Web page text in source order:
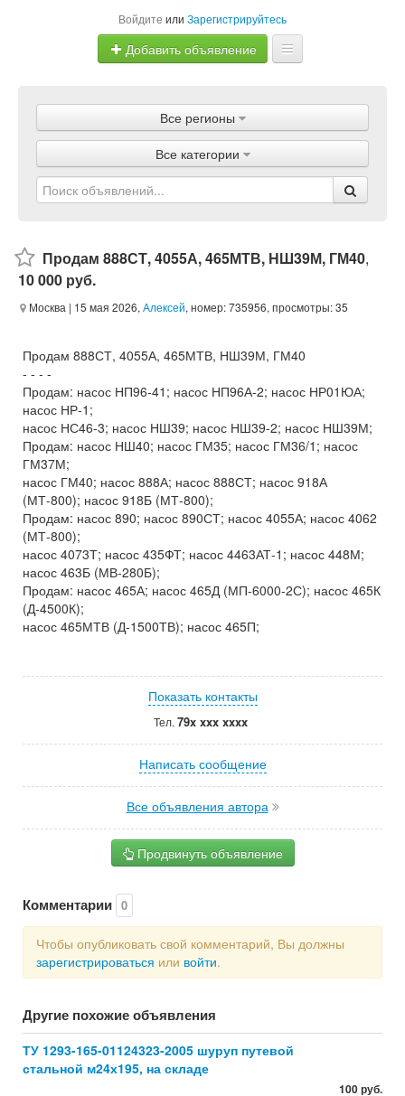
Войдите или Зарегистрируйтесь
Добавить объявление
Объявления
Магазины
Услуги
Все регионы
Все категории
Продам 888СТ, 4055А, 465МТВ, НШ39М, ГМ40,
10 000 руб.
Москва | 15 мая 2026, Алексей, номер: 735956, просмотры: 35
Продам 888СТ, 4055А, 465МТВ, НШ39М, ГМ40
- - - -
Продам: насос НП96-41; насос НП96А-2; насос НР01ЮА;
насос НР-1;
насос НС46-3; насос НШ39; насос НШ39-2; насос НШ39М;
Продам: насос НШ40; насос ГМ35; насос ГМ36/1; насос
ГМ37М;
насос ГМ40; насос 888А; насос 888СТ; насос 918А
(МТ-800); насос 918Б (МТ-800);
Продам: насос 890; насос 890СТ; насос 4055А; насос 4062
(МТ-800);
насос 4073Т; насос 435ФТ; насос 4463АТ-1; насос 448М;
насос 463Б (МВ-280Б);
Продам: насос 465А; насос 465Д (МП-6000-2С); насос 465К
(Д-4500К);
насос 465МТВ (Д-1500ТВ); насос 465П;
Показать контакты
Тел. 79x xxx xxxx
Написать сообщение
Все объявления автора
Продвинуть объявление
Комментарии 0
Чтобы опубликовать свой комментарий, Вы должны
зарегистрироваться или войти.
Другие похожие объявления
ТУ 1293-165-01124323-2005 шуруп путевой
стальной м24х195, на складе
100 руб.